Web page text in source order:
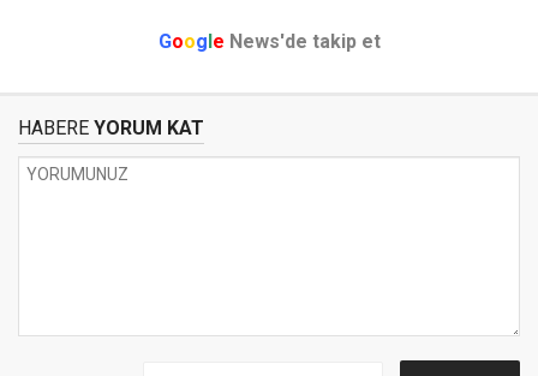
Goog e News'de takip et
HABERE YORUM KAT